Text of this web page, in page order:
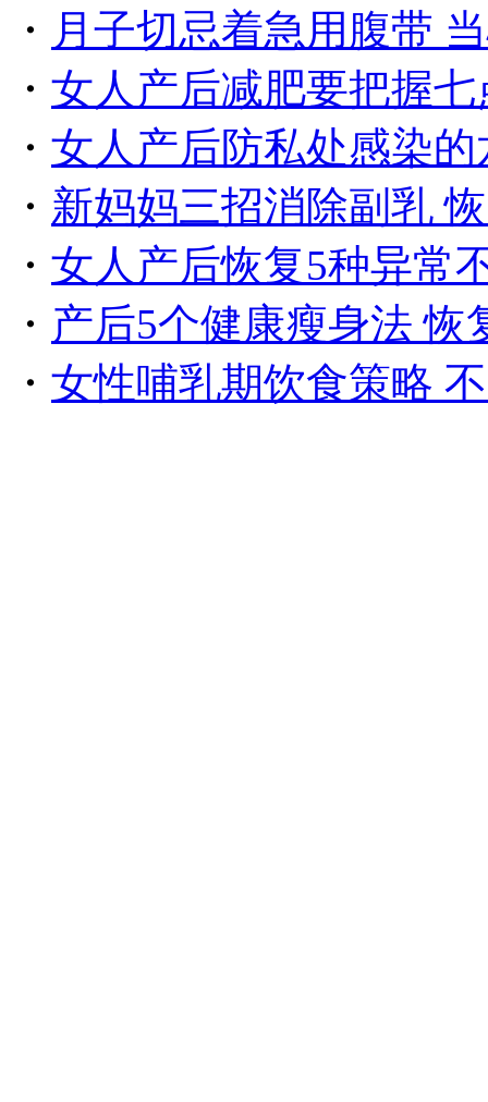
・ 月子切忌着急用腹带
・ 女人产后减肥要把握七
・ 女人产后防私处感染
・ 新妈妈三招消除副乳
・ 女人产后恢复5种异常
・ 产后5个健康瘦身法 恢
・ 女性哺乳期饮食策略